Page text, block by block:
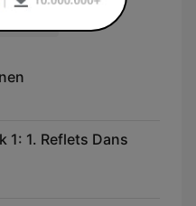
1: 1. Reflets Dans